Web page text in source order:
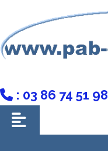
 : 03 86 74 51 98